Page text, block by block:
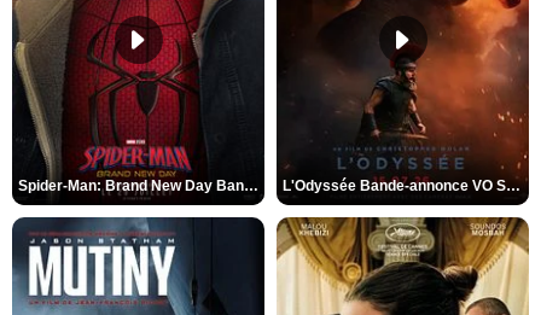
Spider-Man: Brand New Day Bande-annonce VO STFR L'Odyssée Bande-annonce VO STFR